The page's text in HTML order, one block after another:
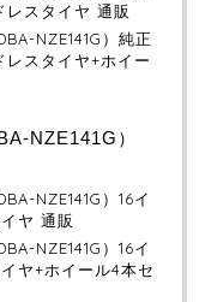
レスタイヤ 通販
NZE141G）純正
スタイヤ+ホイー
NZE141G）
NZE141G）16イ
ヤ 通販
NZE141G）16イ
ヤ+ホイール4本セ